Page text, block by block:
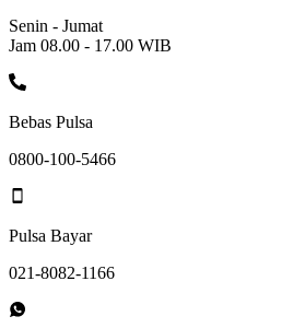
Senin - Jumat
Jam 08.00 - 17.00 WIB
Bebas Pulsa
0800-100-5466
Pulsa Bayar
021-8082-1166